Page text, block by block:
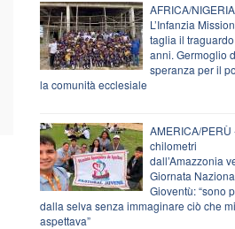
AFRICA/
L’Infanzia
taglia il
anni. Germoglio
speranza per il
la comunità ecclesiale
AMERICA/PERÙ
chilometri
dall’Amazzonia
Giornata
Gioventù: “sono
dalla selva senza immaginare ciò che mi
aspettava”